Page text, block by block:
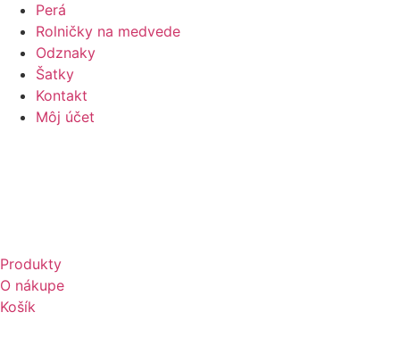
Perá
Rolničky na medvede
Odznaky
Šatky
Kontakt
Môj účet
Produkty
O nákupe
Košík